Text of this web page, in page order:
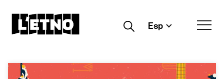
Buscar Esp